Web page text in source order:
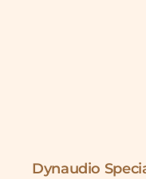
Dynaudio